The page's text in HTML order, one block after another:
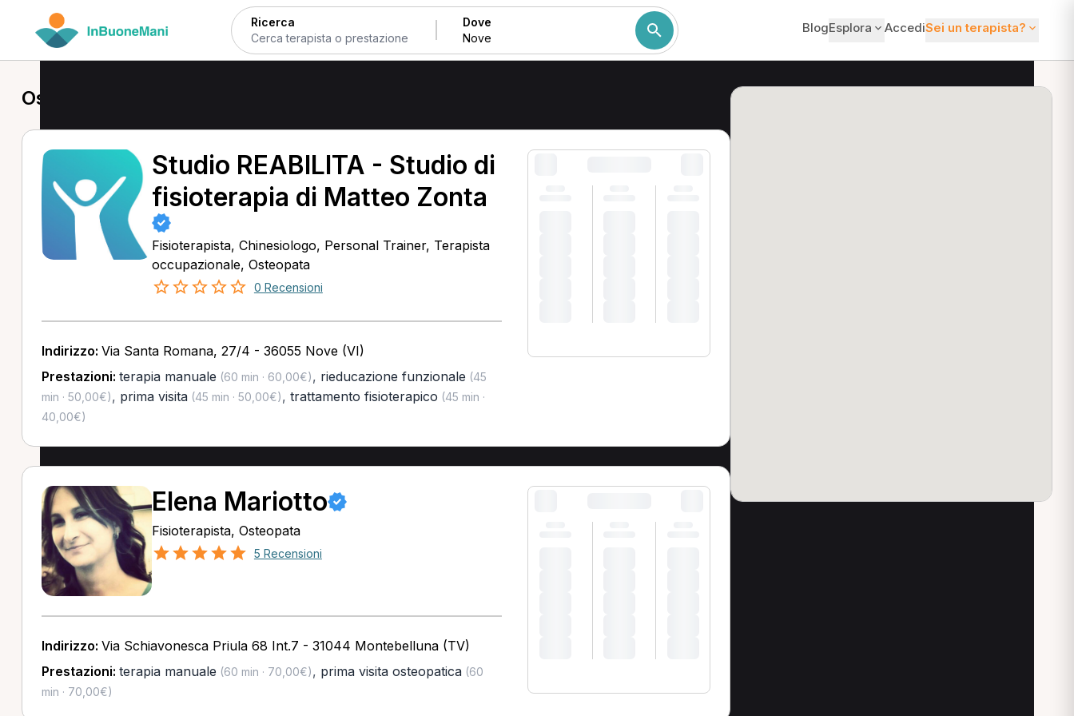
Ricerca Dove BlogEsplora AccediSei un terapista?
Osteopata a Nove
Studio REABILITA - Studio di
fisioterapia di Matteo Zonta
Fisioterapista, Chinesiologo, Personal Trainer, Terapista
occupazionale, Osteopata
0 Recensioni
Indirizzo: Via Santa Romana, 27/4 - 36055 Nove (VI)
Prestazioni: terapia manuale (60 min · 60,00€), rieducazione funzionale (45
min · 50,00€), prima visita(45 min · 50,00€), trattamento fisioterapico (45 min ·
40,00€)
Elena Mariotto
Fisioterapista, Osteopata
5 Recensioni
Indirizzo: Via Schiavonesca Priula 68 Int.7 - 31044 Montebelluna (TV)
Prestazioni: terapia manuale (60 min · 70,00€), prima visita osteopatica(60
min · 70,00€)